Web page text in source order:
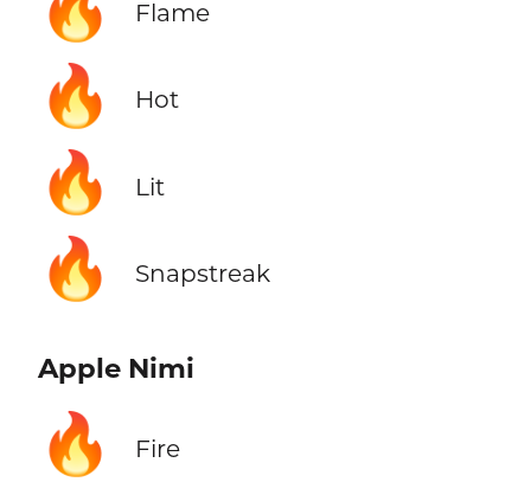
Flame
🔥 Hot
🔥 Lit
🔥 Snapstreak
Apple Nimi
🔥 Fire